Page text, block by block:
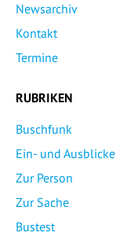
Newsarchiv
Kontakt
Termine
RUBRIKEN
Buschfunk
Ein- und Ausblicke
Zur Person
Zur Sache
Bustest